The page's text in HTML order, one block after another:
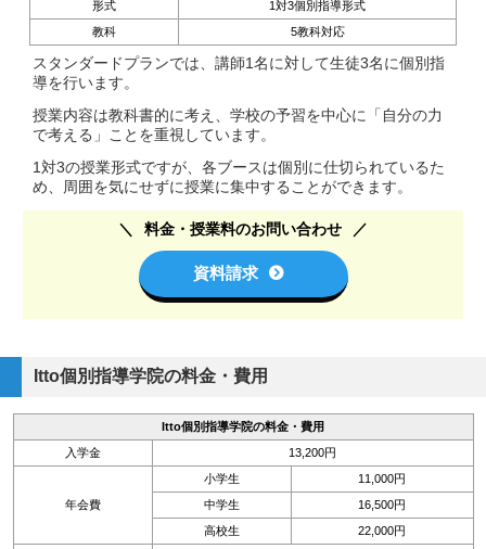
形式
1対3個別指導形式
教科
5教科対応
スタンダードプランでは、講師1名に対して生徒3名に個別指
導を行います。
授業内容は教科書的に考え、学校の予習を中心に「自分の力
で考える」ことを重視しています。
1対3の授業形式ですが、各ブースは個別に仕切られているた
め、周囲を気にせずに授業に集中することができます。
料金・授業料のお問い合わせ
資料請求
Itto個別指導学院の料金・費用
Itto個別指導学院の料金・費用
入学金
13,200円
年会費
小学生
11,000円
中学生
16,500円
高校生
22,000円